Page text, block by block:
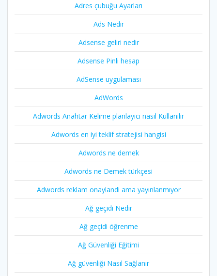
Adres çubuğu Ayarları
Ads Nedir
Adsense geliri nedir
Adsense Pinli hesap
AdSense uygulaması
AdWords
Adwords Anahtar Kelime planlayıcı nasıl Kullanılır
Adwords en iyi teklif stratejisi hangisi
Adwords ne demek
Adwords ne Demek türkçesi
Adwords reklam onaylandi ama yayınlanmıyor
Ağ geçidi Nedir
Ağ geçidi öğrenme
Ağ Güvenliği Eğitimi
Ağ güvenliği Nasıl Sağlanır